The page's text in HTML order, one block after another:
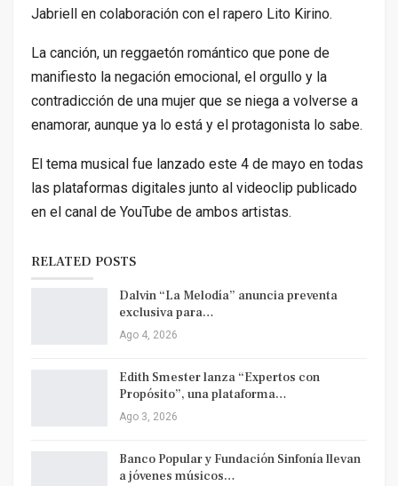
Jabriell en colaboración con el rapero Lito Kirino.
La canción, un reggaetón romántico que pone de
manifiesto la negación emocional, el orgullo y la
contradicción de una mujer que se niega a volverse a
enamorar, aunque ya lo está y el protagonista lo sabe.
El tema musical fue lanzado este 4 de mayo en todas
las plataformas digitales junto al videoclip publicado
en el canal de YouTube de ambos artistas.
RELATED POSTS
Dalvin “La Melodía” anuncia preventa
exclusiva para…
Ago 4, 2026
Edith Smester lanza “Expertos con
Propósito”, una plataforma…
Ago 3, 2026
Banco Popular y Fundación Sinfonía llevan
a jóvenes músicos…